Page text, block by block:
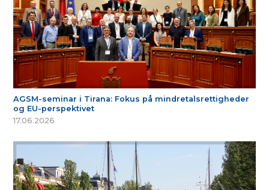
AGSM-seminar i Tirana: Fokus på mindretalsrettigheder
og EU-perspektivet
17.06.2026